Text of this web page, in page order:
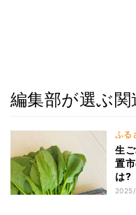
編集部が選ぶ関
ふる
生
置
は?